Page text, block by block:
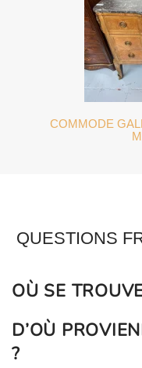
COMMODE
QUESTIONS
OÙ SE
D’OÙ
?